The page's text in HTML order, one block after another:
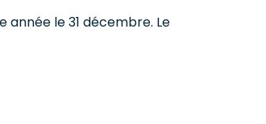
année le 31 décembre. Le